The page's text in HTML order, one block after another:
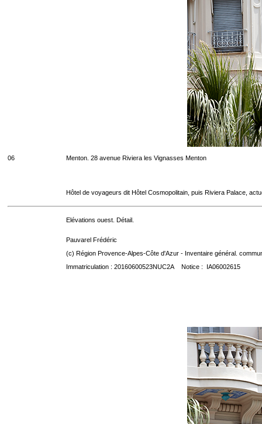
06 Menton. 28 avenue Riviera les Vignasses Menton
Hôtel de voyageurs dit Hôtel Cosmopolitain, puis Riviera Palace,
Elévations ouest. Détail.
Pauvarel Frédéric
(c) Région Provence-Alpes-Côte d'Azur - Inventaire général.
Immatriculation : 20160600523NUC2A Notice : IA06002615